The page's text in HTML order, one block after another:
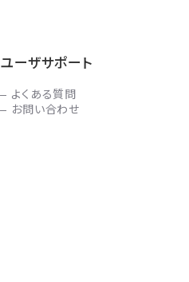
ユーザサポート
よくある質問
お問い合わせ